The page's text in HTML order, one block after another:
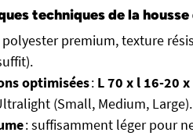
techniques de la
polyester premium, texture
optimisées: L 70 x l 16-20
(Small, Medium, Large).
: suffisamment léger pour